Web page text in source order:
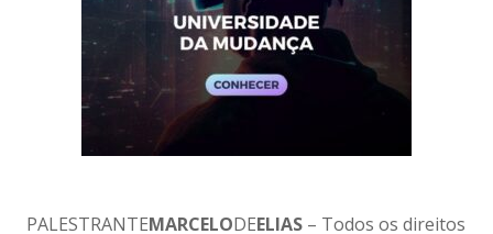
PALESTRANTEMARCELODEELIAS – Todos os direitos